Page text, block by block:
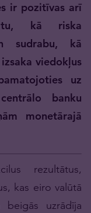
ir pozitīvas arī
kā riska
sudrabu, kā
viedokļus
uz
banku
monetārajā
rezultātus,
kas eiro valūtā
beigās uzrādīja